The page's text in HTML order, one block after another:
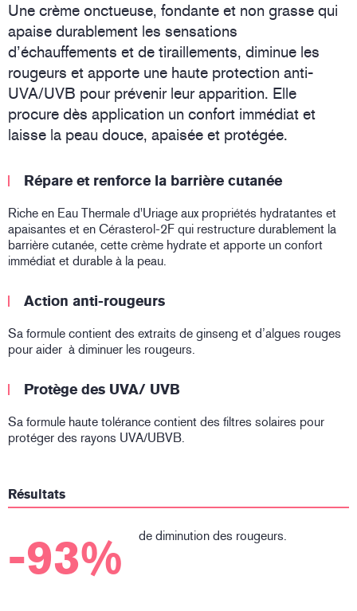
Une crème onctueuse, fondante et non grasse qui
apaise durablement les sensations
d’échauffements et de tiraillements, diminue les
rougeurs et apporte une haute protection anti-
UVA/UVB pour prévenir leur apparition. Elle
procure dès application un confort immédiat et
laisse la peau douce, apaisée et protégée.
Répare et renforce la barrière cutanée
Riche en Eau Thermale d'Uriage aux propriétés hydratantes et
apaisantes et en Cérasterol-2F qui restructure durablement la
barrière cutanée, cette crème hydrate et apporte un confort
immédiat et durable à la peau.
Action anti-rougeurs
Sa formule contient des extraits de ginseng et d’algues rouges
pour aider à diminuer les rougeurs.
Protège des UVA/ UVB
Sa formule haute tolérance contient des filtres solaires pour
protéger des rayons UVA/UBVB.
Résultats
-93% de diminution des rougeurs.